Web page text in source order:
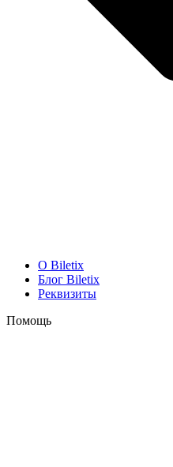
O Biletix
Блог Biletix
Реквизиты
Помощь